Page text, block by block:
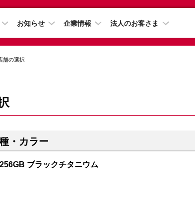
お知らせ 企業情報 法人のお客さま
舗の選択
・カラー
ブラックチタニウム